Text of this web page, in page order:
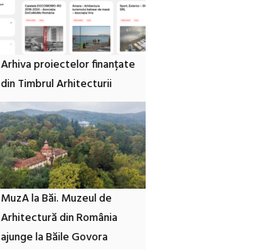
Arhiva proiectelor finanțate
din Timbrul Arhitecturii
MuzA la Băi. Muzeul de
Arhitectură din România
ajunge la Băile Govora